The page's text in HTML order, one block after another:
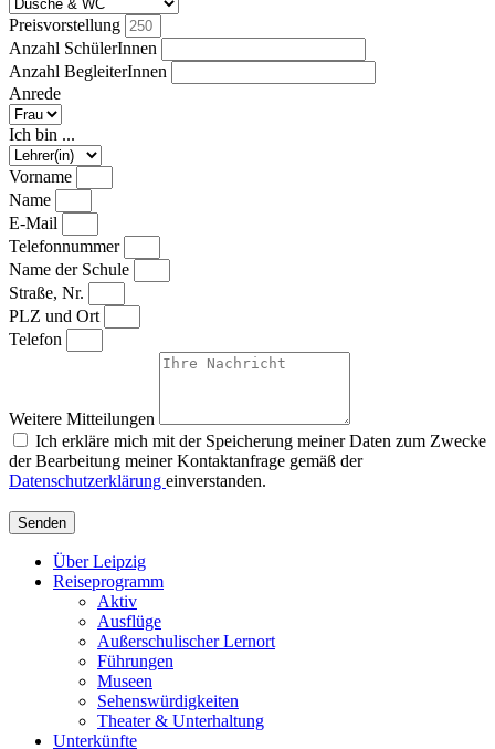
Preisvorstellung
Anzahl SchülerInnen
Anzahl BegleiterInnen
Anrede
Ich bin ...
Vorname
Name
E-Mail
Telefonnummer
Name der Schule
Straße, Nr.
PLZ und Ort
Telefon
Weitere Mitteilungen
Ich erkläre mich mit der Speicherung meiner Daten zum Zwecke
der Bearbeitung meiner Kontaktanfrage gemäß der
Datenschutzerklärung einverstanden.
Senden
Über Leipzig
Reiseprogramm
Aktiv
Ausflüge
Außerschulischer Lernort
Führungen
Museen
Sehenswürdigkeiten
Theater & Unterhaltung
Unterkünfte